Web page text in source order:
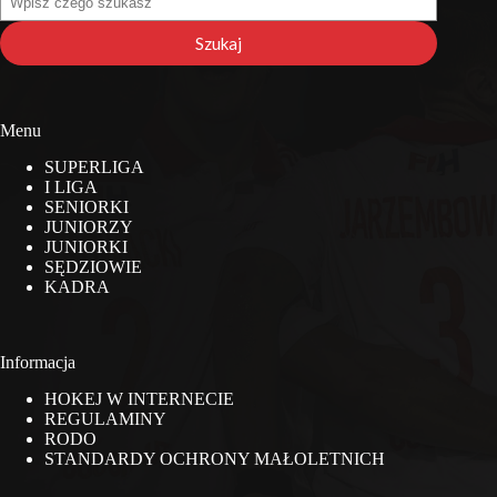
na
stronie
Szukaj
Menu
SUPERLIGA
I LIGA
SENIORKI
JUNIORZY
JUNIORKI
SĘDZIOWIE
KADRA
Informacja
HOKEJ W INTERNECIE
REGULAMINY
RODO
STANDARDY OCHRONY MAŁOLETNICH